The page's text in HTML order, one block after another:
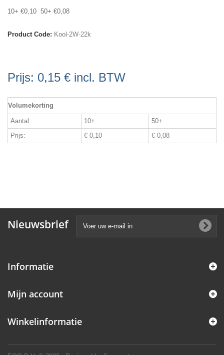
10+ €0,10 50+ €0,08
Product Code: Kool-2W-22k
Prijs: 0,15 € incl. BTW
Volumekorting
Aantal: 10+
50+
Prijs:
€ 0,10 € 0,08
Nieuwsbrief
Informatie
Mijn account
Winkelinformatie